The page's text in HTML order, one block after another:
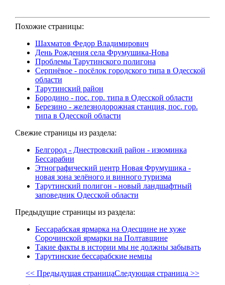
Похожие страницы:
Шахматов Федор Владимирович
День Рождения села Фрумушика-Нова
Проблемы Тарутинского полигона
Серпнёвое - посёлок городского типа в Одесской
области
Тарутинский район
Бородино - пос. гор. типа в Одесской области
Березино - железнодорожная станция, пос. гор.
типа в Одесской области
Свежие страницы из раздела:
Белгород - Днестровский район - изюминка
Бессарабии
Этнографический центр Новая Фрумушика -
новая зона зелёного и винного туризма
Тарутинский полигон - новый ландшафтный
заповедник Одесской области
Предыдущие страницы из раздела:
Бессарабская ярмарка на Одесщине не хуже
Сорочинской ярмарки на Полтавщине
Такие факты в истории мы не должны забывать
Тарутинские бессарабские немцы
<< Предыдущая страницаСледующая страница >>